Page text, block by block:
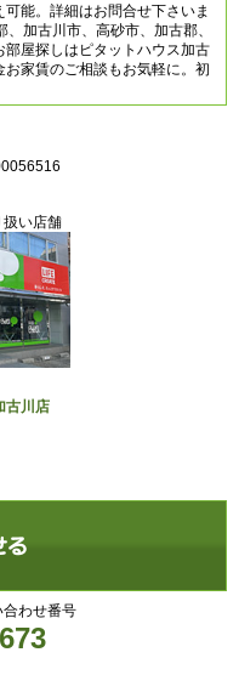
能。詳細はお問合せ下さいま
加古川市、高砂市、加古郡、
屋探しはピタットハウス加古
家賃のご相談もお気軽に。初
扱い店舗
古川店
合わせ番号